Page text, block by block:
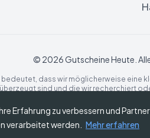
© 2026Gutscheine Heute .
dass wir möglicherweise eine
sind und die wir recherchiert
nicht von uns. Alle hier geäußerten
Erfahrung zu verbessern und
verarbeitet werden.
Mehr erfahren